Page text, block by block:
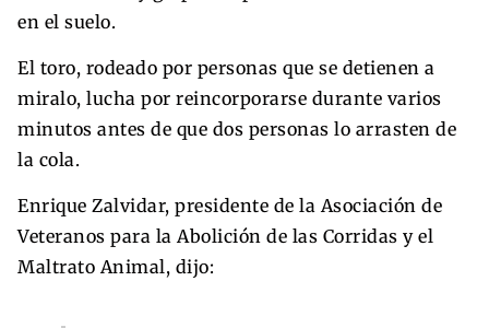
en el suelo.
El toro, rodeado por personas que se detienen a
miralo, lucha por reincorporarse durante varios
minutos antes de que dos personas lo arrasten de
la cola.
Enrique Zalvidar, presidente de la Asociación de
Veteranos para la Abolición de las Corridas y el
Maltrato Animal, dijo: